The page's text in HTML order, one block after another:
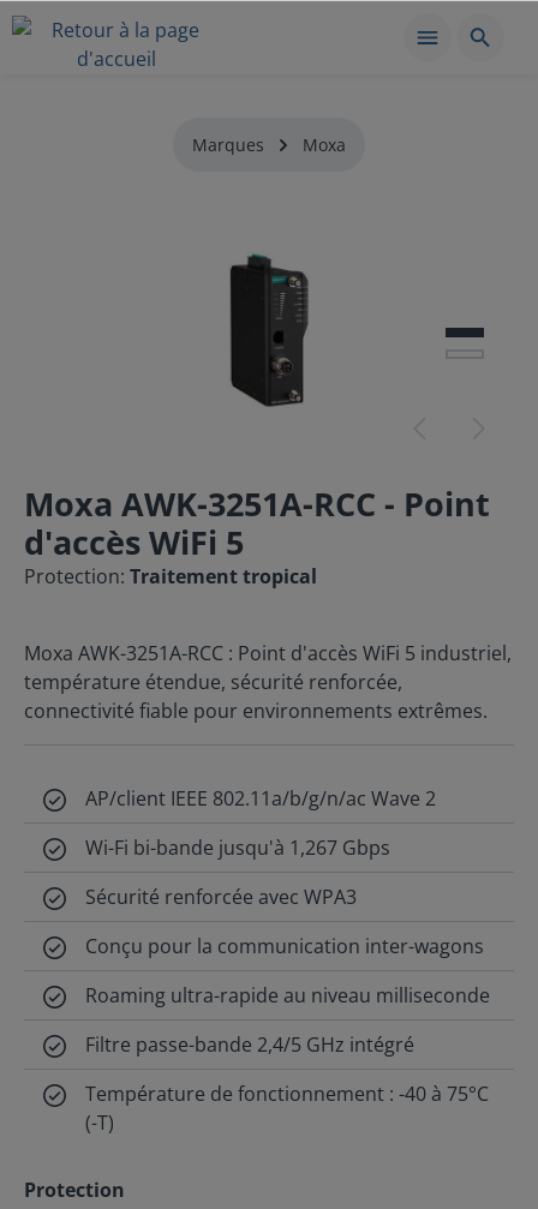
Marques Moxa
Moxa AWK-3251A-RCC - Point
d'accès WiFi 5
Protection: Traitement tropical
Moxa AWK-3251A-RCC : Point d'accès WiFi 5 industriel,
température étendue, sécurité renforcée,
connectivité fiable pour environnements extrêmes.
AP/client IEEE 802.11a/b/g/n/ac Wave 2
Wi-Fi bi-bande jusqu'à 1,267 Gbps
Sécurité renforcée avec WPA3
Conçu pour la communication inter-wagons
Roaming ultra-rapide au niveau milliseconde
Filtre passe-bande 2,4/5 GHz intégré
Température de fonctionnement : -40 à 75°C
(-T)
Protection